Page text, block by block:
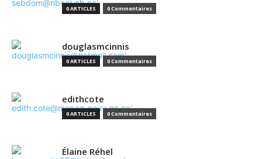
0 ARTICLES 0 Commentaires
douglasmcinnis
0 ARTICLES 0 Commentaires
edithcote
0 ARTICLES 0 Commentaires
Élaine Réhel